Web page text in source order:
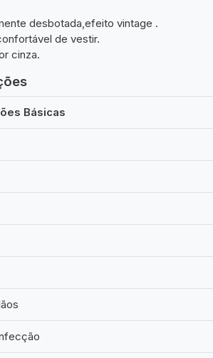
desbotada,efeito vintage .
de vestir.
cinza.
Básicas